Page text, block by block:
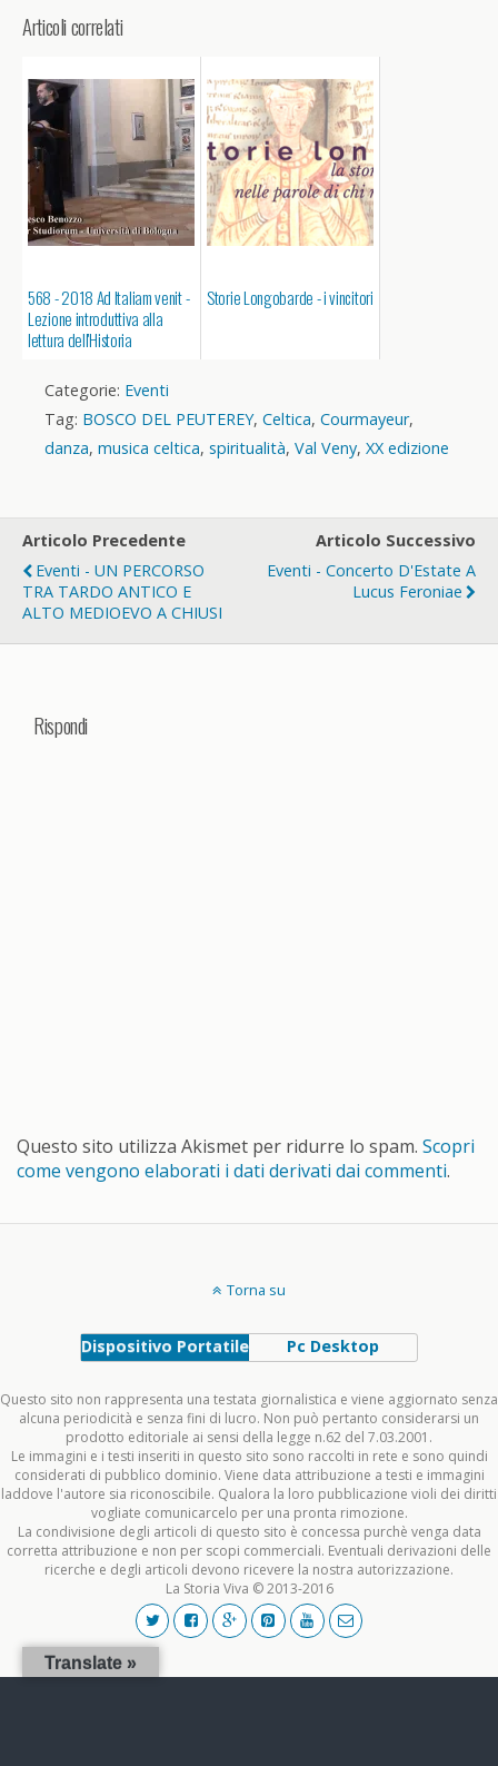
Articoli correlati
568 - 2018 Ad Italiam venit -
Lezione introduttiva alla
lettura dell'Historia
Storie Longobarde - i vincitori
Categorie: Eventi
Tag: BOSCO DEL PEUTEREY, Celtica, Courmayeur,
danza, musica celtica, spiritualità, Val Veny, XX edizione
Articolo Precedente
Eventi - UN PERCORSO
TRA TARDO ANTICO E
ALTO MEDIOEVO A CHIUSI
Articolo Successivo
Eventi - Concerto D'Estate A
Lucus Feroniae
Rispondi
Questo sito utilizza Akismet per ridurre lo spam. Scopri
come vengono elaborati i dati derivati dai commenti.
Torna su
Dispositivo Portatile Pc Desktop
Questo sito non rappresenta una testata giornalistica e viene aggiornato senza
alcuna periodicità e senza fini di lucro. Non può pertanto considerarsi un
prodotto editoriale ai sensi della legge n.62 del 7.03.2001.
Le immagini e i testi inseriti in questo sito sono raccolti in rete e sono quindi
considerati di pubblico dominio. Viene data attribuzione a testi e immagini
laddove l'autore sia riconoscibile. Qualora la loro pubblicazione violi dei diritti
vogliate comunicarcelo per una pronta rimozione.
La condivisione degli articoli di questo sito è concessa purchè venga data
corretta attribuzione e non per scopi commerciali. Eventuali derivazioni delle
ricerche e degli articoli devono ricevere la nostra autorizzazione.
La Storia Viva © 2013-2016
Translate »